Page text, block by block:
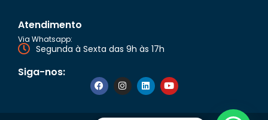
Atendimento
Via Whatsapp:
Segunda à Sexta das 9h às 17h
Siga-nos: